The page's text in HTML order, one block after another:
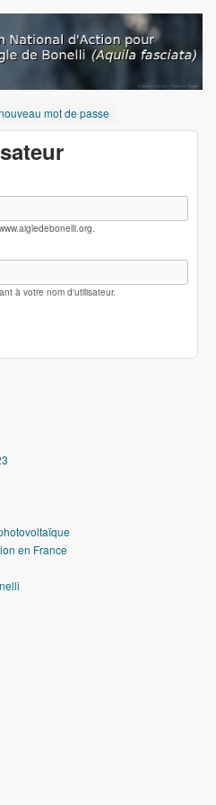
principal
mot de passe
à votre nom d'utilisateur.
en France